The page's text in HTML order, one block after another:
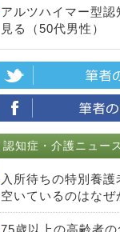
アルツハイマー型
見る（50代男性）
認知症・介護ニュース
入所待ちの特別養
空いているのはなぜ
75歳以上の高齢者